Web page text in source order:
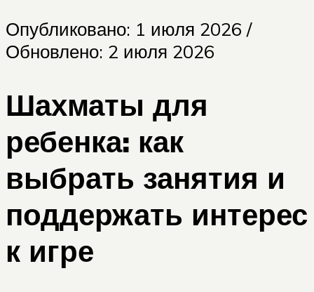
Опубликовано: 1 июля 2026 /
Обновлено: 2 июля 2026
Шахматы для
ребенка: как
выбрать занятия и
поддержать интерес
к игре